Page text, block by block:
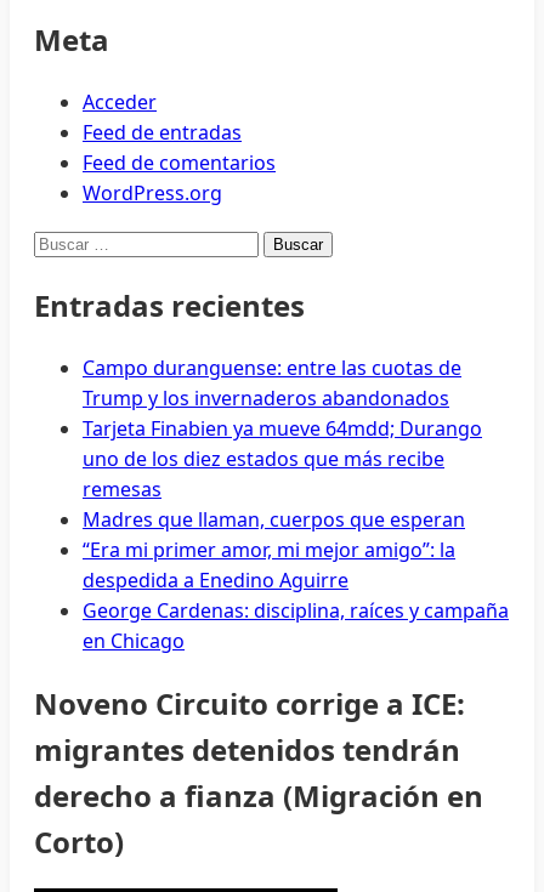
Meta
Acceder
Feed de entradas
Feed de comentarios
WordPress.org
Buscar:
Entradas recientes
Campo duranguense: entre las cuotas de
Trump y los invernaderos abandonados
Tarjeta Finabien ya mueve 64mdd; Durango
uno de los diez estados que más recibe
remesas
Madres que llaman, cuerpos que esperan
“Era mi primer amor, mi mejor amigo”: la
despedida a Enedino Aguirre
George Cardenas: disciplina, raíces y campaña
en Chicago
Noveno Circuito corrige a ICE:
migrantes detenidos tendrán
derecho a fianza (Migración en
Corto)